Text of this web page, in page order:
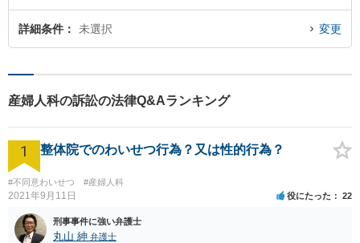
詳細条件 未選択 変更
産婦人科の訴訟の法律Q&Aランキング
1 整体院でのわいせつ行為？又は性的行為？
#不同意わいせつ #産婦人科
2021年9月11日 役にたった 22
刑事事件に強い弁護士
丸山 紳 弁護士